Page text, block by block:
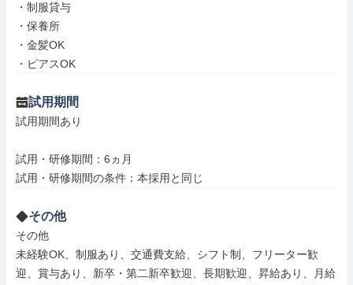
・制服貸与
・保養所
・金髪OK
・ピアスOK
試用期間
試用期間あり
試用・研修期間：6ヵ月
その他
その他
未経験OK、制服あり、交通費支給、シフト制、フリーター歓
迎、賞与あり、新卒・第二新卒歓迎、長期歓迎、昇給あり、月給